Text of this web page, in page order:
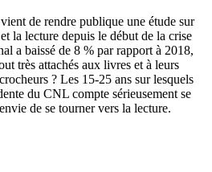
de rendre publique une étude sur
la lecture depuis le début de la crise
a baissé de 8 % par rapport à 2018,
très attachés aux livres et à leurs
? Les 15-25 ans sur lesquels
du CNL compte sérieusement se
de se tourner vers la lecture.